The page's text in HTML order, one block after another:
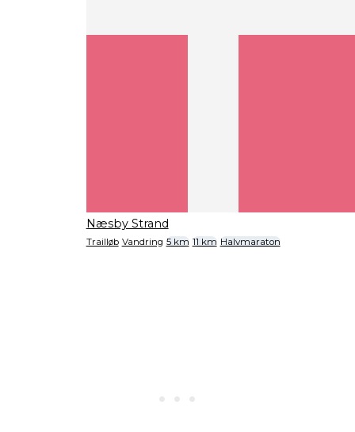
Næsby Strand
Trailløb Vandring 5 km 11 km Halvmaraton